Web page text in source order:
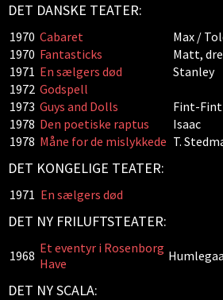
DET DANSKE TEATER:
1970 Cabaret
Max /
1970 Fantasticks
Matt,
1971 En sælgers død
Stanley
1972 Godspell
1973 Guys and Dolls
Fint-
1978 Den poetiske raptus
Isaac
1978 Måne for de mislykkede T.
DET KONGELIGE TEATER:
1971 En sælgers død
DET NY FRILUFTSTEATER:
1968 Et eventyr i Rosenborg
Have
DET NY SCALA: